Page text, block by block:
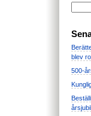
blev
500-